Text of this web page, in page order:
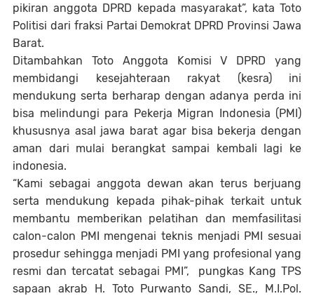
pikiran anggota DPRD kepada masyarakat”, kata Toto
Politisi dari fraksi Partai Demokrat DPRD Provinsi Jawa
Barat.
Ditambahkan Toto Anggota Komisi V DPRD yang
membidangi kesejahteraan rakyat (kesra) ini
mendukung serta berharap dengan adanya perda ini
bisa melindungi para Pekerja Migran Indonesia (PMI)
khususnya asal jawa barat agar bisa bekerja dengan
aman dari mulai berangkat sampai kembali lagi ke
indonesia.
“Kami sebagai anggota dewan akan terus berjuang
serta mendukung kepada pihak-pihak terkait untuk
membantu memberikan pelatihan dan memfasilitasi
calon-calon PMI mengenai teknis menjadi PMI sesuai
prosedur sehingga menjadi PMI yang profesional yang
resmi dan tercatat sebagai PMI”, pungkas Kang TPS
sapaan akrab H. Toto Purwanto Sandi, SE., M.I.Pol.